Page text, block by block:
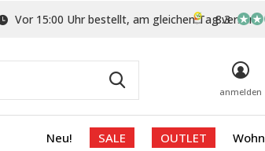
Neu! SALE OUTLET
anmelden
Vor 15:00 Uhr bestellt, am gleichen Tag versand
8.3